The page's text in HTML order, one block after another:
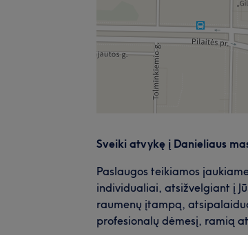
Sveiki atvykę į Danieliaus
Paslaugos teikiamos
individualiai, atsižvelgiant į
raumenų įtampą,
profesionalų dėmesį, ramią